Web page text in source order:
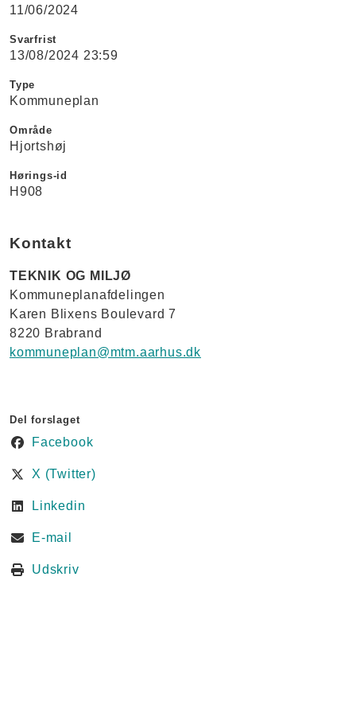
11/06/2024
Svarfrist
13/08/2024 23:59
Type
Kommuneplan
Område
Hjortshøj
Hørings-id
H908
Kontakt
TEKNIK OG MILJØ
Kommuneplanafdelingen
Karen Blixens Boulevard 7
8220 Brabrand
kommuneplan@mtm.aarhus.dk
Del forslaget
Facebook
X (Twitter)
Linkedin
E-mail
Udskriv